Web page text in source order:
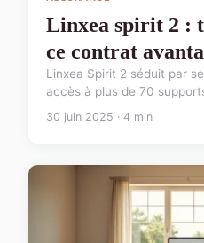
Linxea spirit 2 :
ce contrat
Linxea Spirit 2 séduit par
accès à plus de 70
30 juin 2025 · 4 min